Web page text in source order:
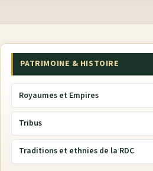
PATRIMOINE & HISTOIRE
Royaumes et Empires
Tribus
Traditions et ethnies de la RDC